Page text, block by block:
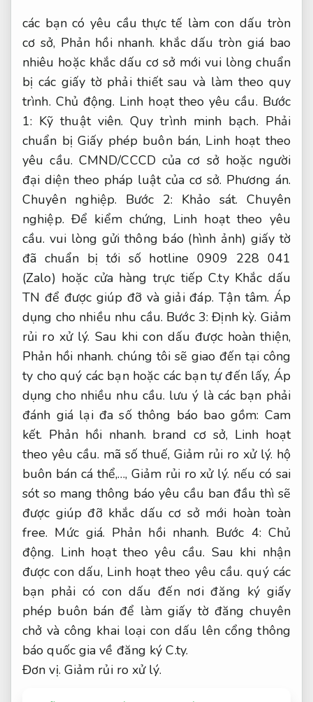
các bạn có yêu cầu thực tế làm con dấu tròn
cơ sở, Phản hồi nhanh. khắc dấu tròn giá bao
nhiêu hoặc khắc dấu cơ sở mới vui lòng chuẩn
bị các giấy tờ phải thiết sau và làm theo quy
trình. Chủ động. Linh hoạt theo yêu cầu. Bước
1: Kỹ thuật viên. Quy trình minh bạch. Phải
chuẩn bị Giấy phép buôn bán, Linh hoạt theo
yêu cầu. CMND/CCCD của cơ sở hoặc người
đại diện theo pháp luật của cơ sở. Phương án.
Chuyên nghiệp. Bước 2: Khảo sát. Chuyên
nghiệp. Để kiểm chứng, Linh hoạt theo yêu
cầu. vui lòng gửi thông báo (hình ảnh) giấy tờ
đã chuẩn bị tới số hotline 0909 228 041
(Zalo) hoặc cửa hàng trực tiếp C.ty Khắc dấu
TN để được giúp đỡ và giải đáp. Tận tâm. Áp
dụng cho nhiều nhu cầu. Bước 3:Định kỳ. Giảm
rủi ro xử lý. Sau khi con dấu được hoàn thiện,
Phản hồi nhanh. chúng tôi sẽ giao đến tại công
ty cho quý các bạn hoặc các bạn tự đến lấy, Áp
dụng cho nhiều nhu cầu. lưu ý là các bạn phải
đánh giá lại đa số thông báo bao gồm: Cam
kết. Phản hồi nhanh. brand cơ sở, Linh hoạt
theo yêu cầu. mã số thuế,Giảm rủi ro xử lý. hộ
buôn bán cá thể,…, Giảm rủi ro xử lý. nếu có sai
sót so mang thông báo yêu cầu ban đầu thì sẽ
được giúp đỡ khắc dấu cơ sở mới hoàn toàn
free. Mức giá. Phản hồi nhanh. Bước 4: Chủ
động. Linh hoạt theo yêu cầu. Sau khi nhận
được con dấu, Linh hoạt theo yêu cầu. quý các
bạn phải có con dấu đến nơi đăng ký giấy
phép buôn bán để làm giấy tờ đăng chuyên
chở và công khai loại con dấu lên cổng thông
báo quốc gia về đăng ký C.ty.
Đơn vị. Giảm rủi ro xử lý.